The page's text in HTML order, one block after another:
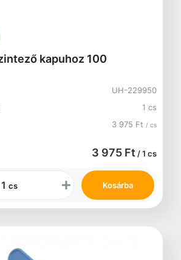
kapuhoz 100
UH-229950
1 cs
3 975 Ft / cs
3 975 Ft / 1 cs
cs Kosárba